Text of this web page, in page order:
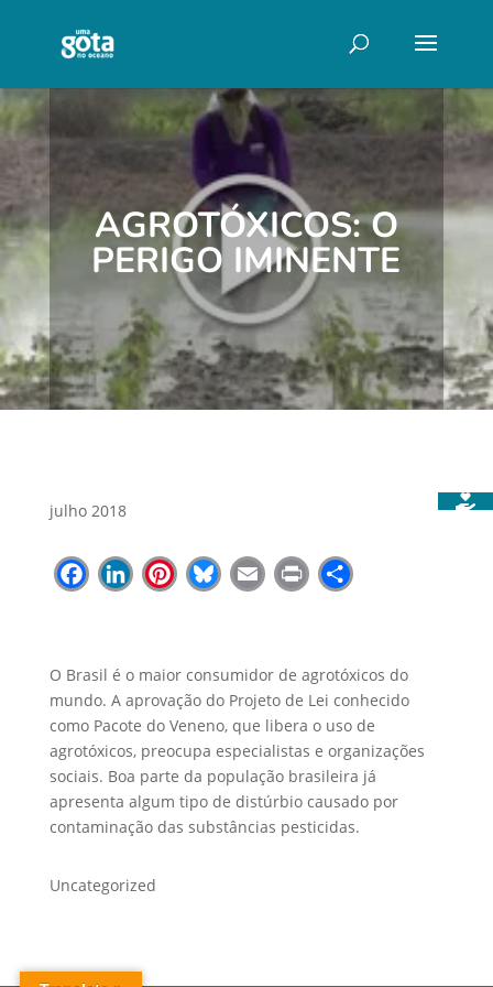
AGROTÓXICOS: O
PERIGO IMINENTE
julho 2018
Facebook
LinkedIn
Pinterest
Bluesky
Email
PrintShare
O Brasil é o maior consumidor de agrotóxicos do
mundo. A aprovação do Projeto de Lei conhecido
como Pacote do Veneno, que libera o uso de
agrotóxicos, preocupa especialistas e organizações
sociais. Boa parte da população brasileira já
apresenta algum tipo de distúrbio causado por
contaminação das substâncias pesticidas.
Uncategorized